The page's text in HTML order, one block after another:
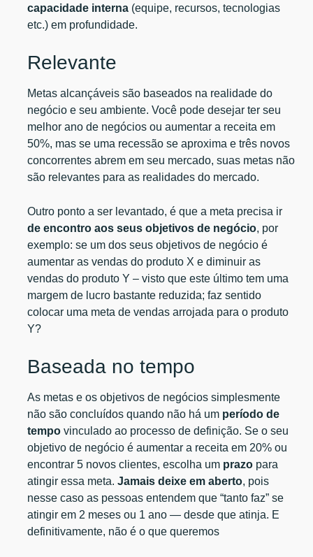
capacidade interna (equipe, recursos, tecnologias
etc.) em profundidade.
Relevante
Metas alcançáveis são baseados na realidade do
negócio e seu ambiente. Você pode desejar ter seu
melhor ano de negócios ou aumentar a receita em
50%, mas se uma recessão se aproxima e três novos
concorrentes abrem em seu mercado, suas metas não
são relevantes para as realidades do mercado.
Outro ponto a ser levantado, é que a meta precisa ir
de encontro aos seus objetivos de negócio, por
exemplo: se um dos seus objetivos de negócio é
aumentar as vendas do produto X e diminuir as
vendas do produto Y – visto que este último tem uma
margem de lucro bastante reduzida; faz sentido
colocar uma meta de vendas arrojada para o produto
Y?
Baseada no tempo
As metas e os objetivos de negócios simplesmente
não são concluídos quando não há um período de
tempo vinculado ao processo de definição. Se o seu
objetivo de negócio é aumentar a receita em 20% ou
encontrar 5 novos clientes, escolha um prazo para
atingir essa meta.Jamais deixe em aberto, pois
nesse caso as pessoas entendem que “tanto faz” se
atingir em 2 meses ou 1 ano — desde que atinja. E
definitivamente, não é o que queremos